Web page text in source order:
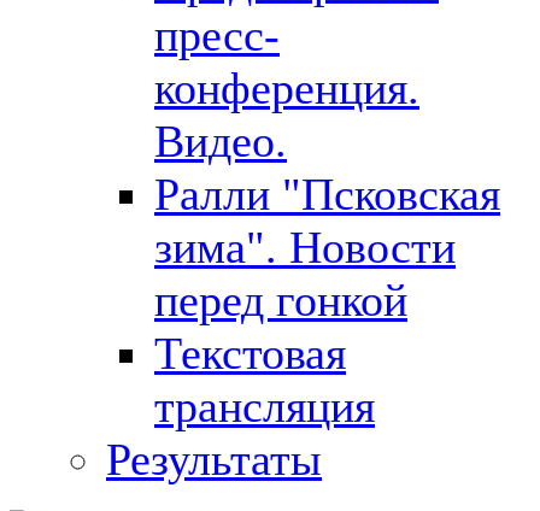
пресс-
конференция.
Видео.
Ралли "Псковская
зима". Новости
перед гонкой
Текстовая
трансляция
Результаты